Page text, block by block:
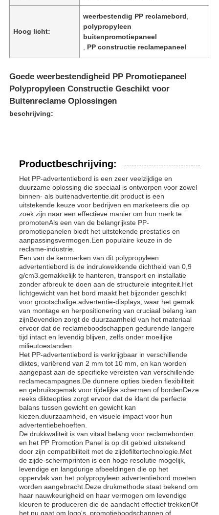
Thuis
Hoog licht:
weerbestendig PP reclamebord
polypropyleen
buitenpromotiepaneel
PP constructie reclamepaneel
Goede weerbestendigheid PP Promotiepaneel
Polypropyleen Constructie Geschikt voor
Buitenreclame Oplossingen
beschrijving:
Productbeschrijving:
Het PP-advertentiebord is een zeer veelzijdige en
duurzame oplossing die speciaal is ontworpen voor zowel
binnen- als buitenadvertentie.dit product is een
uitstekende keuze voor bedrijven en marketeers die op
zoek zijn naar een effectieve manier om hun merk te
promotenAls een van de belangrijkste PP-
promotiepanelen biedt het uitstekende prestaties en
aanpassingsvermogen.Een populaire keuze in de
reclame-industrie.
Een van de kenmerken van dit polypropyleen
advertentiebord is de indrukwekkende dichtheid van 0,9
g/cm3.gemakkelijk te hanteren, transport en installatie
zonder afbreuk te doen aan de structurele integriteit.Het
lichtgewicht van het bord maakt het bijzonder geschikt
voor grootschalige advertentie-displays, waar het gemak
van montage en herpositionering van cruciaal belang kan
zijnBovendien zorgt de duurzaamheid van het materiaal
ervoor dat de reclameboodschappen gedurende langere
tijd intact en levendig blijven, zelfs onder moeilijke
milieutoestanden.
Het PP-advertentiebord is verkrijgbaar in verschillende
diktes, variërend van 2 mm tot 10 mm, en kan worden
aangepast aan de specifieke vereisten van verschillende
reclamecampagnes.De dunnere opties bieden flexibiliteit
en gebruiksgemak voor tijdelijke schermen of bordenDeze
reeks dikteopties zorgt ervoor dat de klant de perfecte
balans tussen gewicht en gewicht kan
kiezen.duurzaamheid, en visuele impact voor hun
advertentiebehoeften.
De drukkwaliteit is van vitaal belang voor reclameborden
en het PP Promotion Panel is op dit gebied uitstekend
door zijn compatibiliteit met de zijdefiltertechnologie.Met
de zijde-schermprinten is een hoge resolutie mogelijk,
levendige en langdurige afbeeldingen die op het
oppervlak van het polypropyleen advertentiebord moeten
worden aangebracht.Deze drukmethode staat bekend om
haar nauwkeurigheid en haar vermogen om levendige
kleuren te produceren die de aandacht effectief trekkenOf
het nu gaat om logo's, promotieboodschappen of